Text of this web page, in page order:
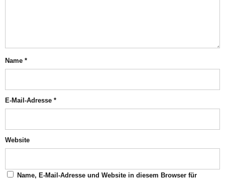
Name *
E-Mail-Adresse *
Website
Name, E-Mail-Adresse und Website in diesem Browser für